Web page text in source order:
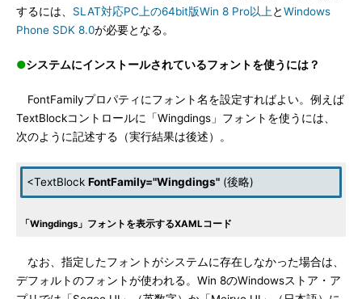
するには、 SLAT対応PC上の64bit版Win 8 Pro以上とWindows
Phone SDK 8.0が必要となる。
●システムにインストールされているフォントを使うには？
FontFamilyプロパティにフォント名を設定すればよい。例えば
TextBlockコントロールに「Wingdings」フォントを使うには、
次のように記述する（実行結果は後述）。
<TextBlock FontFamily="Wingdings" (後略)
「Wingdings」フォントを表示するXAMLコード
なお、指定したフォントがシステムに存在しなかった場合は、
デフォルトのフォントが使われる。Win 8のWindowsストア・ア